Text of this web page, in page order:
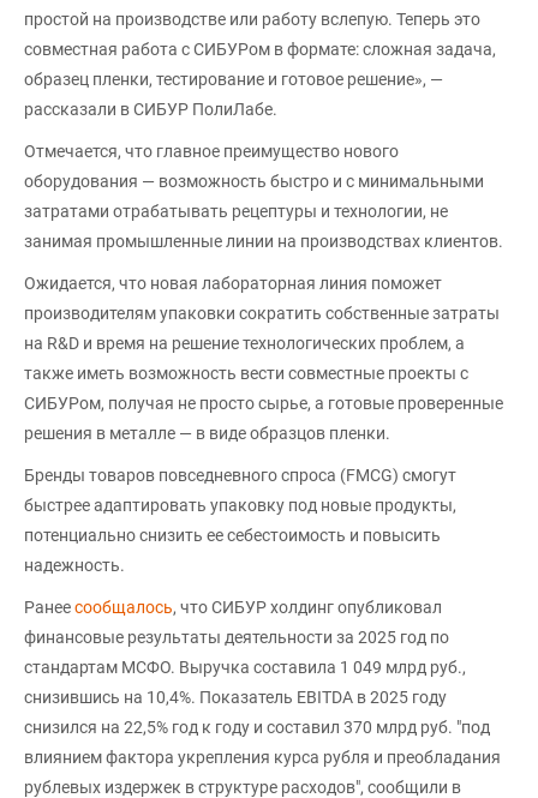
простой на производстве или работу вслепую. Теперь это
совместная работа с СИБУРом в формате: сложная задача,
образец пленки, тестирование и готовое решение», —
рассказали в СИБУР ПолиЛабе.
Отмечается, что главное преимущество нового
оборудования — возможность быстро и с минимальными
затратами отрабатывать рецептуры и технологии, не
занимая промышленные линии на производствах клиентов.
Ожидается, что новая лабораторная линия поможет
производителям упаковки сократить собственные затраты
на R&D и время на решение технологических проблем, а
также иметь возможность вести совместные проекты с
СИБУРом, получая не просто сырье, а готовые проверенные
решения в металле — в виде образцов пленки.
Бренды товаров повседневного спроса (FMCG) смогут
быстрее адаптировать упаковку под новые продукты,
потенциально снизить ее себестоимость и повысить
надежность.
Ранеесообщалось, что СИБУР холдинг опубликовал
финансовые результаты деятельности за 2025 год по
стандартам МСФО. Выручка составила 1 049 млрд руб.,
снизившись на 10,4%. Показатель EBITDA в 2025 году
снизился на 22,5% год к году и составил 370 млрд руб. "под
влиянием фактора укрепления курса рубля и преобладания
рублевых издержек в структуре расходов", сообщили в